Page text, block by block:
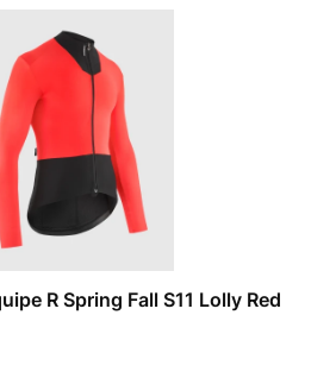
R Spring Fall S11 Lolly Red